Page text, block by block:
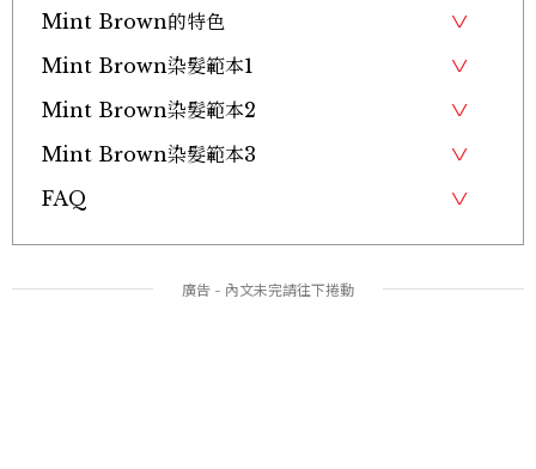
Mint Brown的特色
Mint Brown染髮範本1
Mint Brown染髮範本2
Mint Brown染髮範本3
FAQ